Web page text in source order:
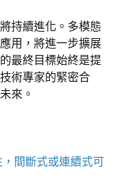
持續進化。多模態
用，將進一步擴展
最終目標始終是提
術專家的緊密合
來。
間斷式或連續式可